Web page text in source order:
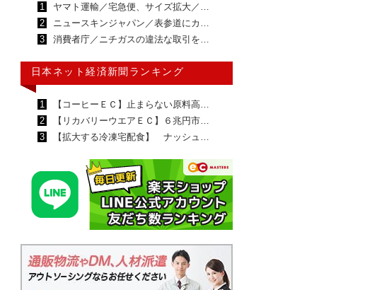
1
ヤマト運輸／宅急便、サイズ拡大／…
2
ニュースキンジャパン／表参道にカ…
3
消費者庁／ニチガスの違法な取引を…
日本ネット経済新聞ランキング
1
【コーヒーＥＣ】止まらない原料高…
2
【リカバリーウエアＥＣ】６兆円市…
3
【拡大する冷凍宅配食】 ナッシュ…